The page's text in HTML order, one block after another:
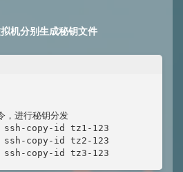
机分别生成秘钥文件
，进行秘钥分发
ssh-copy-id tz1-123
ssh-copy-id tz2-123
ssh-copy-id tz3-123